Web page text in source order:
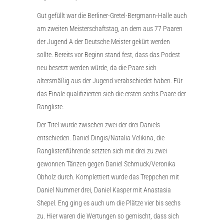
Gut gefüllt war die Berliner-Gretel-Bergmann-Halle auch
am zweiten Meisterschaftstag, an dem aus 77 Paaren
der Jugend A der Deutsche Meister gekürt werden
sollte. Bereits vor Beginn stand fest, dass das Podest
neu besetzt werden würde, da die Paare sich
altersmäßig aus der Jugend verabschiedet haben. Für
das Finale qualifizierten sich die ersten sechs Paare der
Rangliste.
Der Titel wurde zwischen zwei der drei Daniels
entschieden. Daniel Dingis/Natalia Velikina, die
Ranglistenführende setzten sich mit drei zu zwei
gewonnen Tänzen gegen Daniel Schmuck/Veronika
Obholz durch. Komplettiert wurde das Treppchen mit
Daniel Nummer drei, Daniel Kasper mit Anastasia
Shepel. Eng ging es auch um die Plätze vier bis sechs
zu. Hier waren die Wertungen so gemischt, dass sich